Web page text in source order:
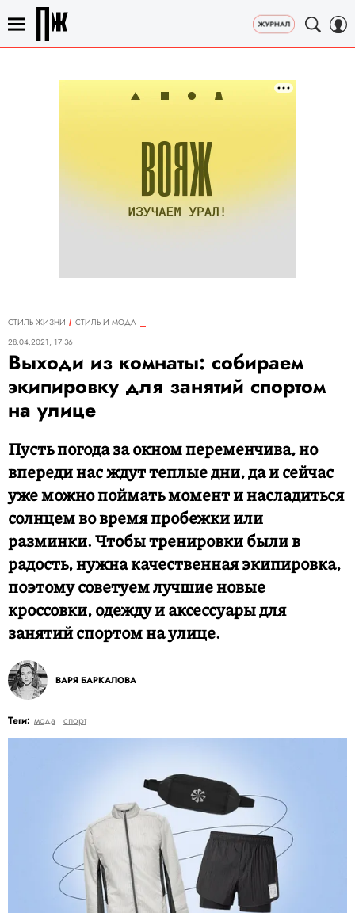
СТИЛЬ ЖИЗНИ
СТИЛЬ И МОДА
28.04.2021, 17:36
Выходи из комнаты: собираем
экипировку для занятий спортом
на улице
Пусть погода за окном переменчива, но
впереди нас ждут теплые дни, да и сейчас
уже можно поймать момент и насладиться
солнцем во время пробежки или
разминки. Чтобы тренировки были в
радость, нужна качественная экипировка,
поэтому советуем лучшие новые
кроссовки, одежду и аксессуары для
занятий спортом на улице.
ВАРЯ БАРКАЛОВА
Теги: мода спорт